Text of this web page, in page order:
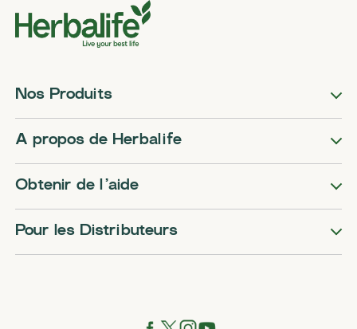
Nos Produits
A propos de Herbalife
Obtenir de l’aide
Pour les Distributeurs